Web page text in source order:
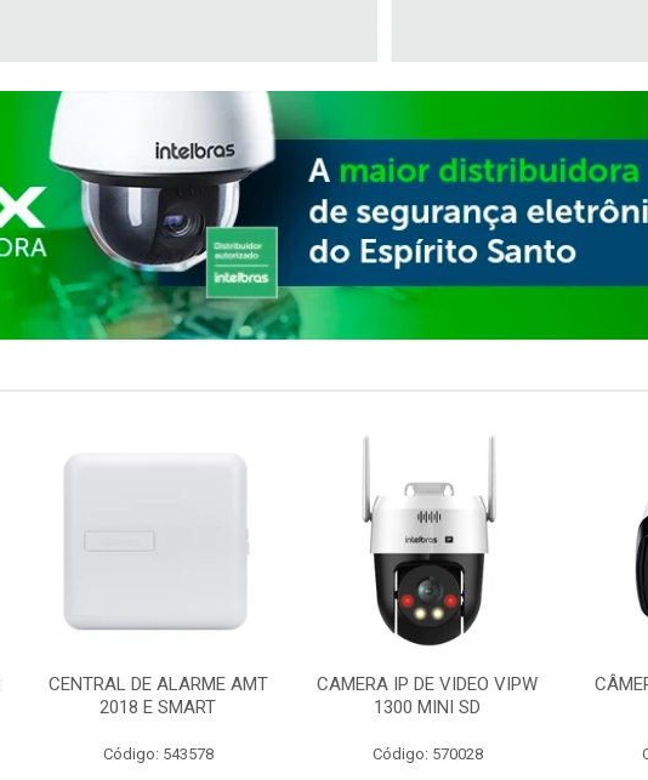
CENTRAL DE ALARME AMT
2018 E SMART
Código: 543578
CAMERA IP DE VIDEO VIPW
1300 MINI SD
Código: 570028